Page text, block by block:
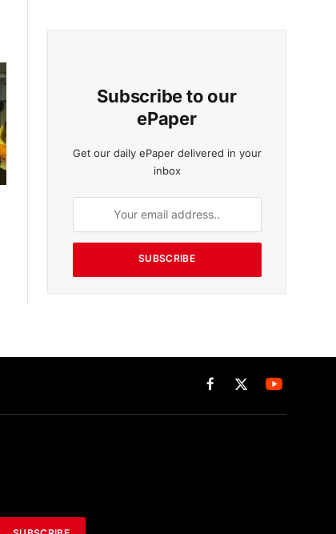
Subscribe to our
ePaper
Get our daily ePaper delivered in your
inbox
SUBSCRIBE
Facebook
X